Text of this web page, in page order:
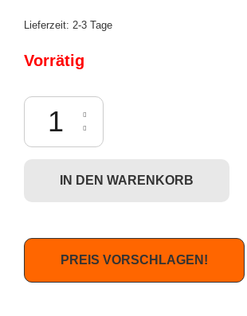
Lieferzeit: 2-3 Tage
Vorrätig
Mighty Jaxx Kwistal: Jujutsu Kaisen Battle
IN DEN WARENKORB
PREIS VORSCHLAGEN!